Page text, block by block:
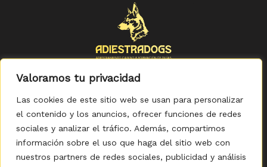
Valoramos tu privacidad
Las cookies de este sitio web se usan para personalizar
el contenido y los anuncios, ofrecer funciones de redes
sociales y analizar el tráfico. Además, compartimos
información sobre el uso que haga del sitio web con
nuestros partners de redes sociales, publicidad y análisis
Política de Privacidad -Política de Cookies-Aviso legal
Accesibilidad- Condiciones Generales de Compra